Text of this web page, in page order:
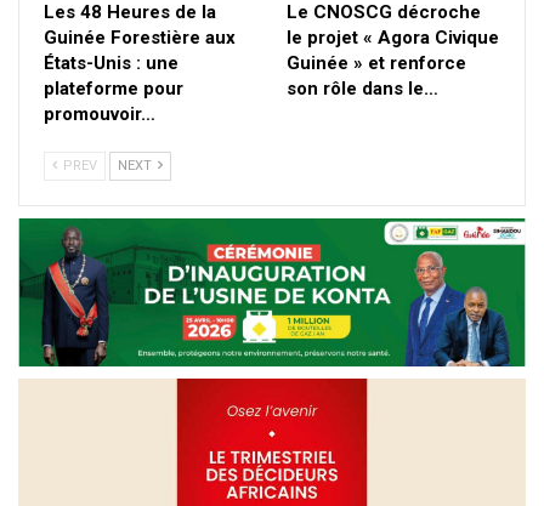
Les 48 Heures de la
Guinée Forestière aux
États-Unis : une
plateforme pour
promouvoir…
Le CNOSCG décroche
le projet « Agora Civique
Guinée » et renforce
son rôle dans le…
PREV NEXT